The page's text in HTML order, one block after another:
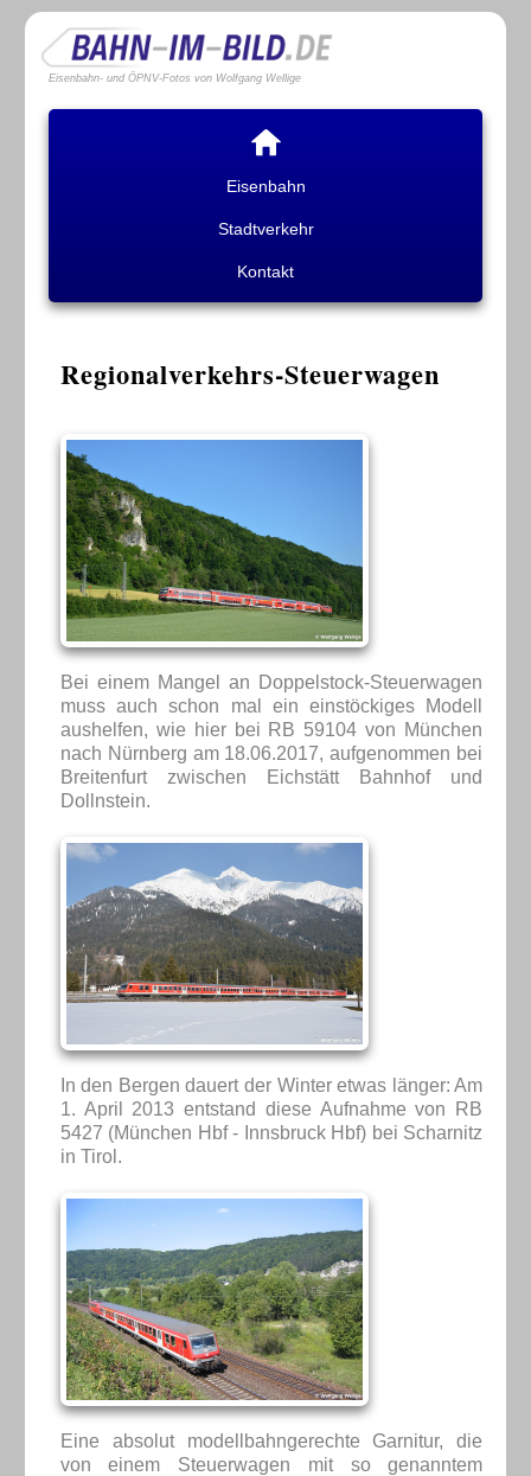
Eisenbahn- und ÖPNV-Fotos von Wolfgang Wellige
Eisenbahn
Stadtverkehr
Kontakt
Regionalverkehrs-Steuerwagen
Bei einem Mangel an Doppelstock-Steuerwagen
muss auch schon mal ein einstöckiges Modell
aushelfen, wie hier bei RB 59104 von München
nach Nürnberg am 18.06.2017, aufgenommen bei
Breitenfurt zwischen Eichstätt Bahnhof und
Dollnstein.
In den Bergen dauert der Winter etwas länger: Am
1. April 2013 entstand diese Aufnahme von RB
5427 (München Hbf - Innsbruck Hbf) bei Scharnitz
in Tirol.
Eine absolut modellbahngerechte Garnitur, die
von einem Steuerwagen mit so genanntem